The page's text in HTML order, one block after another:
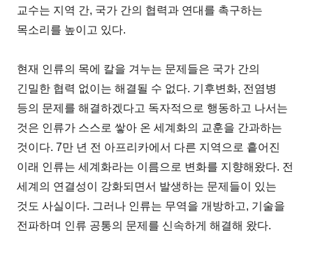
교수는 지역 간, 국가 간의 협력과 연대를 촉구하는
목소리를 높이고 있다.
현재 인류의 목에 칼을 겨누는 문제들은 국가 간의
긴밀한 협력 없이는 해결될 수 없다. 기후변화, 전염병
등의 문제를 해결하겠다고 독자적으로 행동하고 나서는
것은 인류가 스스로 쌓아 온 세계화의 교훈을 간과하는
것이다. 7만 년 전 아프리카에서 다른 지역으로 흩어진
이래 인류는 세계화라는 이름으로 변화를 지향해왔다. 전
세계의 연결성이 강화되면서 발생하는 문제들이 있는
것도 사실이다. 그러나 인류는 무역을 개방하고, 기술을
전파하며 인류 공통의 문제를 신속하게 해결해 왔다.